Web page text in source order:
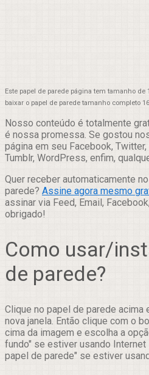
Este papel de parede página tem tamanho de
baixar o papel de parede tamanho completo
Nosso conteúdo é totalmente
é nossa promessa. Se gostou
página em seu Facebook,
Tumblr, WordPress, enfim,
Quer receber automaticamente
parede? Assine agora mesmo
assinar via Feed, Email,
obrigado!
Como usar/
de parede?
Clique no papel de parede acima
nova janela. Então clique com o
cima da imagem e escolha a
fundo" se estiver usando
papel de parede" se estiver